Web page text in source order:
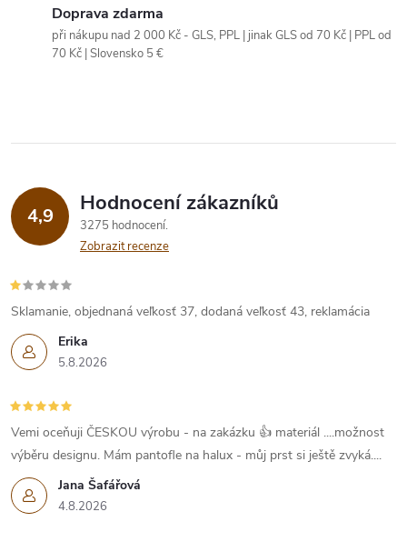
k
y
v
ý
p
s
u
Doprava zdarma
při nákupu nad 2 000 Kč - GLS, PPL | jinak GLS od 70 Kč | PPL od
70 Kč | Slovensko 5 €
4,9 Hodnocení zákazníků
3275 hodnocení
Zobrazit recenze
Erika
5.8.2026
Sklamanie, objednaná veľkosť 37, dodaná veľkosť 43, reklamácia
Jana Šafářová
4.8.2026
Vemi oceňuji ČESKOU výrobu - na zakázku 👍 materiál ....možnost
výběru designu. Mám pantofle na halux - můj prst si ještě zvyká....